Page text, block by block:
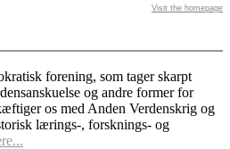
Visit the homepage
forening, som tager skarpt
og andre former for
os med Anden Verdenskrig og
lærings-, forsknings- og